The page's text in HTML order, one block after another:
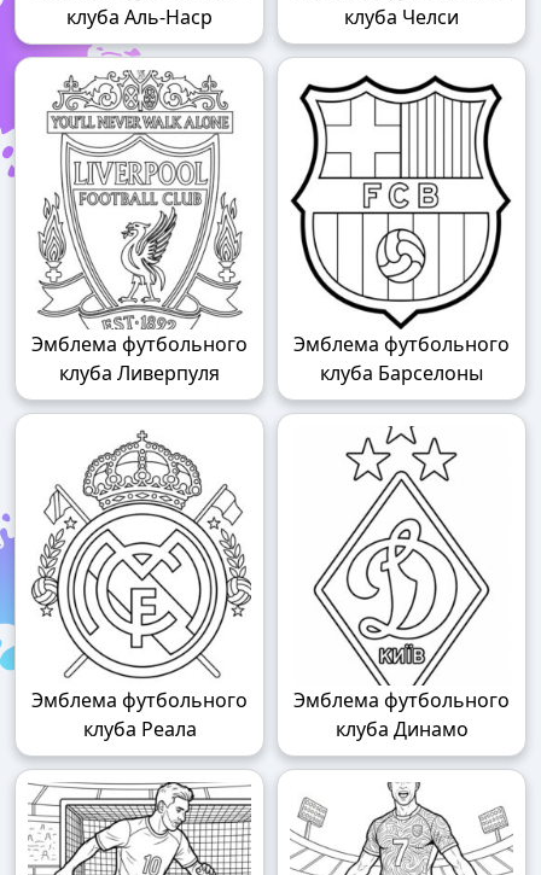
клуба Аль-Наср
клуба Челси
Эмблема футбольного
клуба Ливерпуля
Эмблема футбольного
клуба Барселоны
Эмблема футбольного
клуба Реала
Эмблема футбольного
клуба Динамо